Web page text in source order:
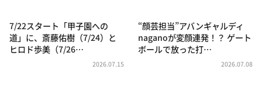
7/22スタート「甲子園への
道」に、斎藤佑樹（7/24）と
ヒロド歩美（7/26…
2026.07.15
“顔芸担当”アバンギャルディ
naganoが変顔連発！？ ゲート
ボールで放った打…
2026.07.08